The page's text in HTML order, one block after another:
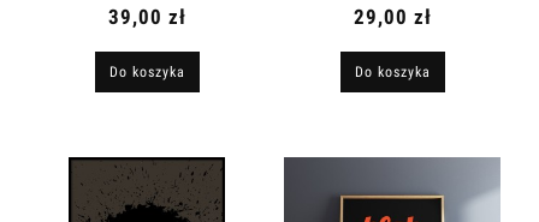
39,00 zł
Do koszyka
29,00 zł
Do koszyka